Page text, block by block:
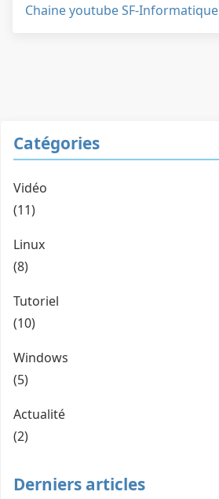
Chaine youtube SF-Informatique
Catégories
Vidéo
(11)
Linux
(8)
Tutoriel
(10)
Windows
(5)
Actualité
(2)
Derniers articles